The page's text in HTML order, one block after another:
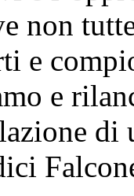
non
e
e
di